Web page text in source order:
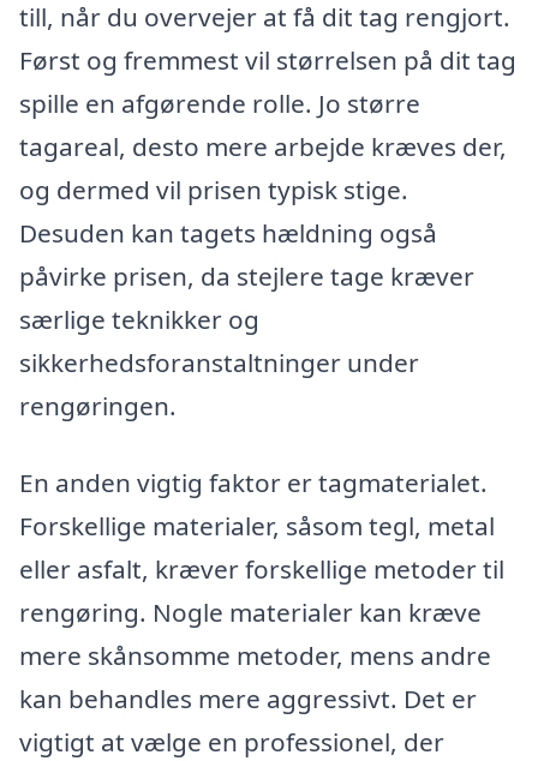
till, når du overvejer at få dit tag rengjort.
Først og fremmest vil størrelsen på dit tag
spille en afgørende rolle. Jo større
tagareal, desto mere arbejde kræves der,
og dermed vil prisen typisk stige.
Desuden kan tagets hældning også
påvirke prisen, da stejlere tage kræver
særlige teknikker og
sikkerhedsforanstaltninger under
rengøringen.
En anden vigtig faktor er tagmaterialet.
Forskellige materialer, såsom tegl, metal
eller asfalt, kræver forskellige metoder til
rengøring. Nogle materialer kan kræve
mere skånsomme metoder, mens andre
kan behandles mere aggressivt. Det er
vigtigt at vælge en professionel, der